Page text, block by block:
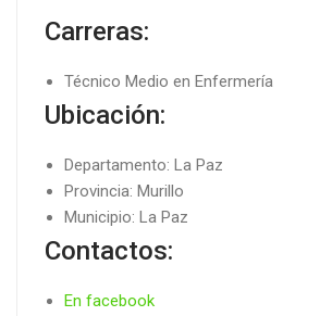
Carreras:
Técnico Medio en Enfermería
Ubicación:
Departamento: La Paz
Provincia: Murillo
Municipio: La Paz
Contactos:
En facebook